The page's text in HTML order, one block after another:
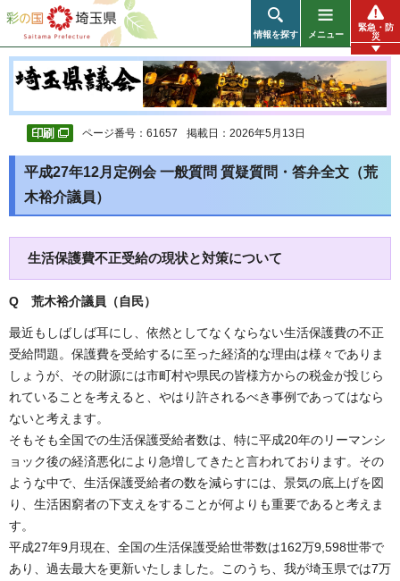
彩の国 埼玉県
情報を探す メニュー
緊急・防
災
ページ番号：61657 掲載日：2026年5月13日
平成27年12月定例会 一般質問 質疑質問・答弁全文（荒
木裕介議員）
生活保護費不正受給の現状と対策について
Q 荒木裕介議員（自民）
最近もしばしば耳にし、依然としてなくならない生活保護費の不正
受給問題。保護費を受給するに至った経済的な理由は様々でありま
しょうが、その財源には市町村や県民の皆様方からの税金が投じら
れていることを考えると、やはり許されるべき事例であってはなら
ないと考えます。
そもそも全国での生活保護受給者数は、特に平成20年のリーマンシ
ョック後の経済悪化により急増してきたと言われております。その
ような中で、生活保護受給者の数を減らすには、景気の底上げを図
り、生活困窮者の下支えをすることが何よりも重要であると考えま
す。
平成27年9月現在、全国の生活保護受給世帯数は162万9,598世帯で
あり、過去最大を更新いたしました。このうち、我が埼玉県では7万